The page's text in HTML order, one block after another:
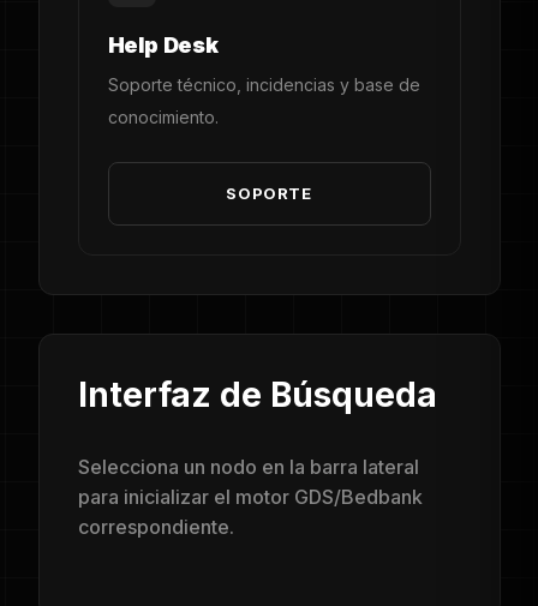
Help Desk
Soporte técnico, incidencias y base de
conocimiento.
SOPORTE
Interfaz de Búsqueda
Selecciona un nodo en la barra lateral
para inicializar el motor GDS/Bedbank
correspondiente.